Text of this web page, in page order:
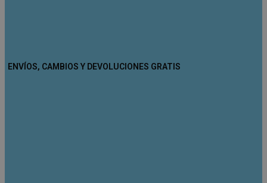
ENVÍOS, CAMBIOS Y DEVOLUCIONES GRATIS